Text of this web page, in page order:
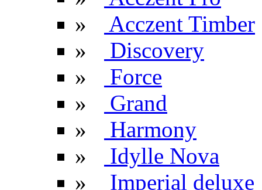
»
Acczent Timber
»
Discovery
»
Force
»
Grand
»
Harmony
»
Idylle Nova
»
Imperial deluxe